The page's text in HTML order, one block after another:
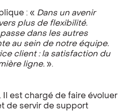
: « Dans un avenir
plus de flexibilité.
dans les autres
au sein de notre équipe.
client : la satisfaction du
ligne. ».
est chargé de faire évoluer
de servir de support